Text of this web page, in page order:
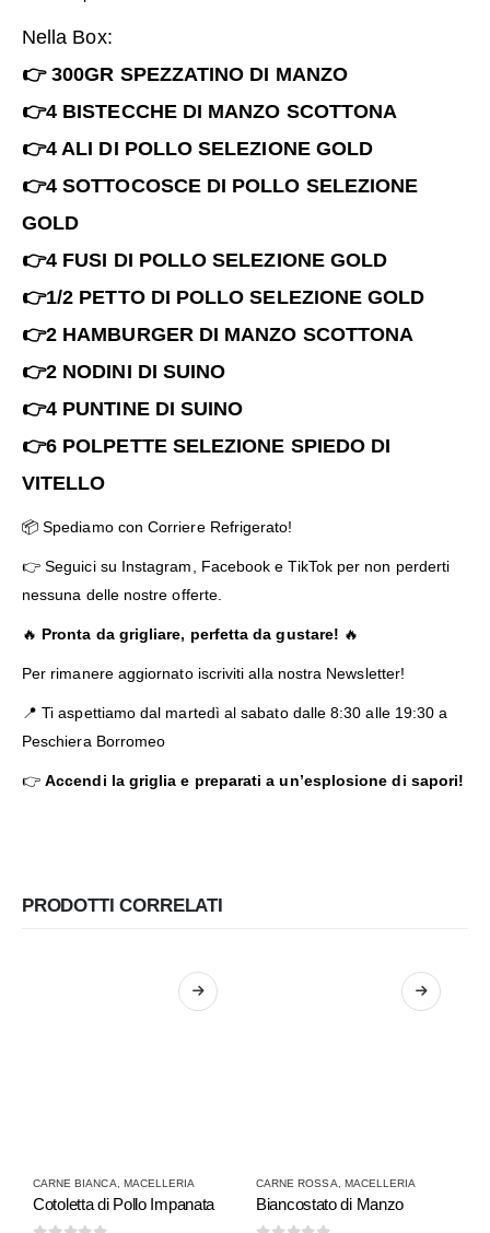
Nella Box:
👉 300GR SPEZZATINO DI MANZO
👉4 BISTECCHE DI MANZO SCOTTONA
👉4 ALI DI POLLO SELEZIONE GOLD
👉4 SOTTOCOSCE DI POLLO SELEZIONE
GOLD
👉4 FUSI DI POLLO SELEZIONE GOLD
👉1/2 PETTO DI POLLO SELEZIONE GOLD
👉2 HAMBURGER DI MANZO SCOTTONA
👉2 NODINI DI SUINO
👉4 PUNTINE DI SUINO
👉6 POLPETTE SELEZIONE SPIEDO DI
VITELLO
📦 Spediamo con Corriere Refrigerato!
👉 Seguici su Instagram, Facebook e TikTok per non perderti
nessuna delle nostre offerte.
🔥 Pronta da grigliare, perfetta da gustare! 🔥
Per rimanere aggiornato iscriviti alla nostra Newsletter!
📍 Ti aspettiamo dal martedì al sabato dalle 8:30 alle 19:30 a
Peschiera Borromeo
👉Accendi la griglia e preparati a un’esplosione di sapori!
PRODOTTI CORRELATI
CARNE BIANCA, MACELLERIA
Cotoletta di Pollo Impanata
CARNE ROSSA, MACELLERIA
Biancostato di Manzo